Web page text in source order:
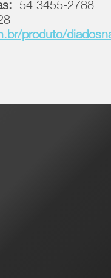
54 3455-2788
produto/